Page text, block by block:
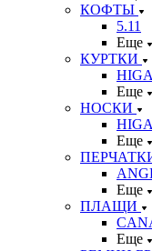
КОФТЫ
5.11
Еще
КУРТКИ
Еще
НОСКИ
Еще
Еще
ПЛАЩИ
Еще